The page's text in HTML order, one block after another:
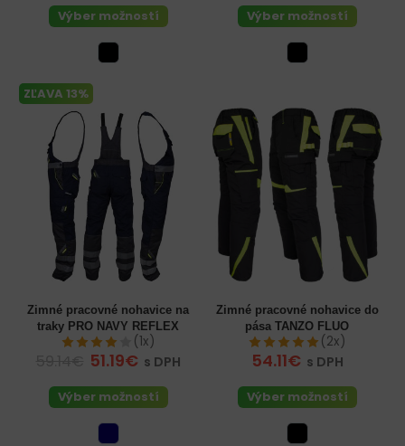
Výber možností Výber možností
ZĽAVA 13%
Zimné pracovné nohavice na
traky PRO NAVY REFLEX
(1x)
51.19€ s DPH
Výber možností
Zimné pracovné nohavice do
pása TANZO FLUO
(2x)
54.11€ s DPH
Výber možností